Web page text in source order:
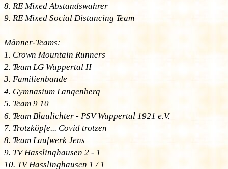
8. RE Mixed Abstandswahrer
9. RE Mixed Social Distancing Team
Männer-Teams:
1. Crown Mountain Runners
2. Team LG Wuppertal II
3. Familienbande
4. Gymnasium Langenberg
5. Team 9 10
6. Team Blaulichter - PSV Wuppertal 1921 e.V.
7. Trotzköpfe... Covid trotzen
8. Team Laufwerk Jens
9. TV Hasslinghausen 2 - 1
10. TV Hasslinghausen 1 / 1